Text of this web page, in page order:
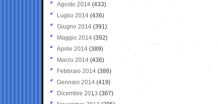
Agosto 2014 (433)
Luglio 2014 (436)
Giugno 2014 (391)
Maggio 2014 (392)
Aprile 2014 (389)
Marzo 2014 (436)
Febbraio 2014 (386)
Gennaio 2014 (419)
Dicembre 2013 (367)